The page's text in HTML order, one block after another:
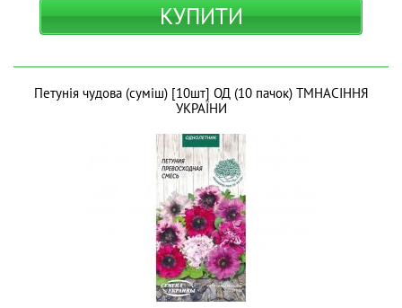
КУПИТИ
Петунія чудова (суміш) [10шт] ОД (10 пачок) ТМНАСІННЯ
УКРАЇНИ